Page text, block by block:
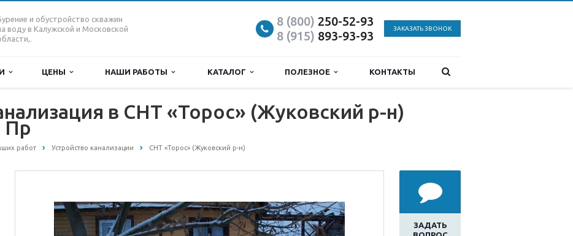
и обустройство скважин
воду в Калужской и Московской
8 (800) 250-52-93
8 (915) 893-93-93
ЗАКАЗАТЬ ЗВОНОК
ЦЕНЫ НАШИ РАБОТЫ КАТАЛОГ ПОЛЕЗНОЕ КОНТАКТЫ
в СНТ «Торос» (Жуковский р-н)
Пр
работ Устройство канализации СНТ «Торос» (Жуковский р-н)
ЗАДАТЬ